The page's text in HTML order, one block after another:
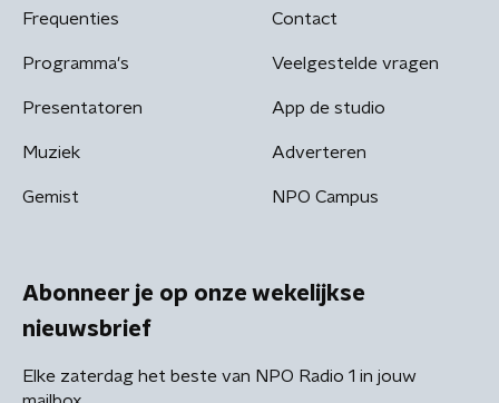
Frequenties
Programma's
Presentatoren
Muziek
Gemist
Contact
Veelgestelde vragen
App de studio
Adverteren
NPO Campus
Abonneer je op onze wekelijkse
nieuwsbrief
Elke zaterdag het beste van NPO Radio 1 in jouw